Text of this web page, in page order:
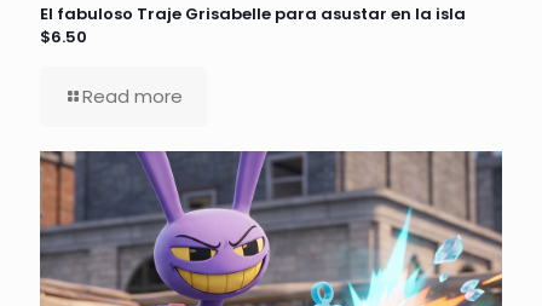
El fabuloso Traje Grisabelle para asustar en la isla
$6.50
Read more